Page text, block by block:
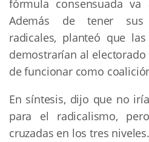
fórmula consensuada
Además de tener sus
radicales, planteó que
demostrarían al electorado
de funcionar como
En síntesis, dijo que no
para el radicalismo,
cruzadas en los tres niveles.